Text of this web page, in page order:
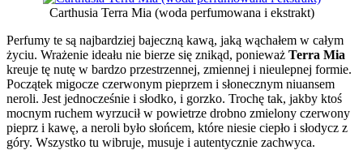
Carthusia Terra Mia (woda perfumowana i ekstrakt)
Perfumy te są najbardziej bajeczną kawą, jaką wąchałem w całym
życiu. Wrażenie ideału nie bierze się znikąd, ponieważ Terra Mia
kreuje tę nutę w bardzo przestrzennej, zmiennej i nieulepnej formie.
Początek migocze czerwonym pieprzem i słonecznym niuansem
neroli. Jest jednocześnie i słodko, i gorzko. Trochę tak, jakby ktoś
mocnym ruchem wyrzucił w powietrze drobno zmielony czerwony
pieprz i kawę, a neroli było słońcem, które niesie ciepło i słodycz z
góry. Wszystko tu wibruje, musuje i autentycznie zachwyca.